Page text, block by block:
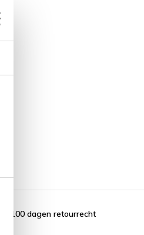
100 dagen retourrecht